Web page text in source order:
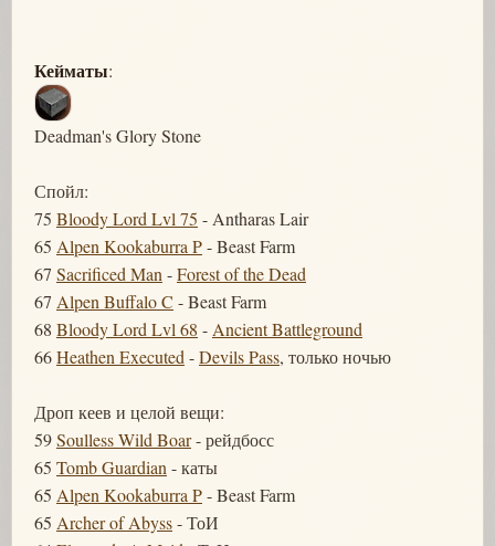
Кейматы:
Deadman's Glory Stone
Спойл:
75 Bloody Lord Lvl 75 - Antharas Lair
65 Alpen Kookaburra P- Beast Farm
67 Sacrificed Man -Forest of the Dead
67 Alpen Buffalo C - Beast Farm
68 Bloody Lord Lvl 68 - Ancient Battleground
66Heathen Executed -Devils Pass, только ночью
Дроп кеев и целой вещи:
59Soulless Wild Boar- рейдбосс
65 Tomb Guardian - каты
65 Alpen Kookaburra P- Beast Farm
65 Archer of Abyss- ТоИ